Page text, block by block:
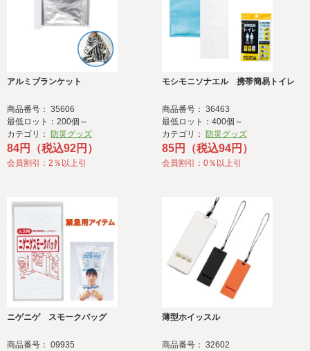
アルミブランケット
商品番号： 35606
最低ロット：200個～
カテゴリ： 防災グッズ
84円（税込92円）
会員割引：2％以上引
モシモニソナエル 携帯簡易トイレ
商品番号： 36463
最低ロット：400個～
カテゴリ： 防災グッズ
85円（税込94円）
会員割引：0％以上引
ニゲニゲ スモークバッグ
商品番号： 09935
薄型ホイッスル
商品番号： 32602